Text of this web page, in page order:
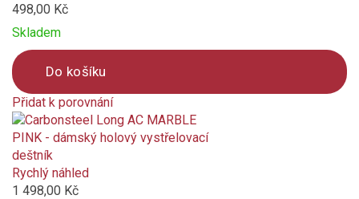
sklolaminát
Vlastnosti a funkce
Odolný povětrnostním vlivům
Průměr střechy deštníku (cm)
498,00 Kč
Skladem
Do košíku
Přidat k porovnání
Product
is
added
to
compare
Rychlý náhled
1 498,00 Kč